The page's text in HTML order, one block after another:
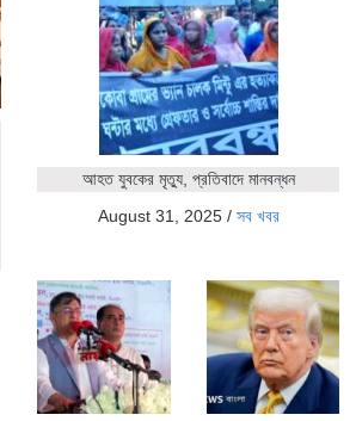
আহত যুবকের মৃত্যু, প্রতিবাদে মানবন্ধন
August 31, 2025/ সব খবর